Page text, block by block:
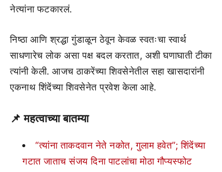
नेत्यांना फटकारलं.
निष्ठा आणि श्रद्धा गुंडाळून ठेवून केवळ स्वतःचा स्वार्थ
साधणारेच लोक असा पक्ष बदल करतात, अशी घणाघाती टीका
त्यांनी केली. आजच ठाकरेंच्या शिवसेनेतील सहा खासदारांनी
एकनाथ शिंदेंच्या शिवसेनेत प्रवेश केला आहे.
📌महत्वाच्या बातम्या
“त्यांना ताकदवान नेते नकोत, गुलाम हवेत”; शिंदेंच्या
गटात जाताच संजय दिना पाटलांचा मोठा गौप्यस्फोट